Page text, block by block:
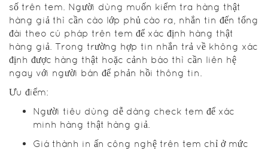
số trên tem. Người dùng muốn kiểm tra hàng thật
hàng giả thì cần cào lớp phủ cào ra, nhắn tin đến tổng
đài theo cú pháp trên tem để xác định hàng thật
hàng giả. Trong trường hợp tin nhắn trả về không xác
định được hàng thật hoặc cảnh báo thì cần liên hệ
ngay với người bán để phản hồi thông tin.
Ưu điểm:
Người tiêu dùng dễ dàng check tem để xác
minh hàng thật hàng giả.
Giá thành in ấn công nghệ trên tem chỉ ở mức